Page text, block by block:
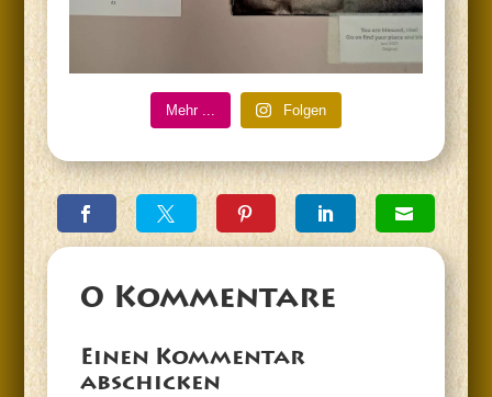
Mehr ... Fol­gen
0 Kommentare
Einen Kommentar
abschicken